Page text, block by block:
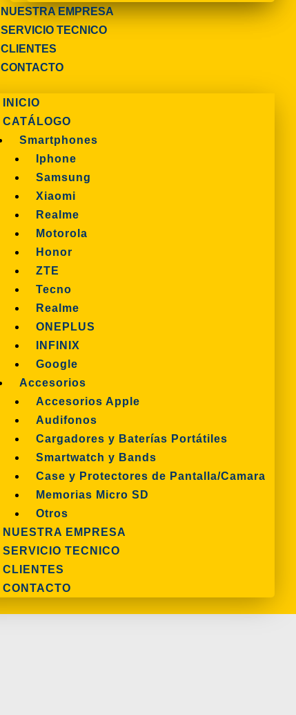
NUESTRA EMPRESA
SERVICIO TECNICO
CLIENTES
CONTACTO
INICIO
CATÁLOGO
Smartphones
Iphone
Samsung
Xiaomi
Realme
Motorola
Honor
ZTE
Tecno
Realme
ONEPLUS
INFINIX
Google
Accesorios
Accesorios Apple
Audifonos
Cargadores y Baterías Portátiles
Smartwatch y Bands
Case y Protectores de Pantalla/Camara
Memorias Micro SD
Otros
NUESTRA EMPRESA
SERVICIO TECNICO
CLIENTES
CONTACTO